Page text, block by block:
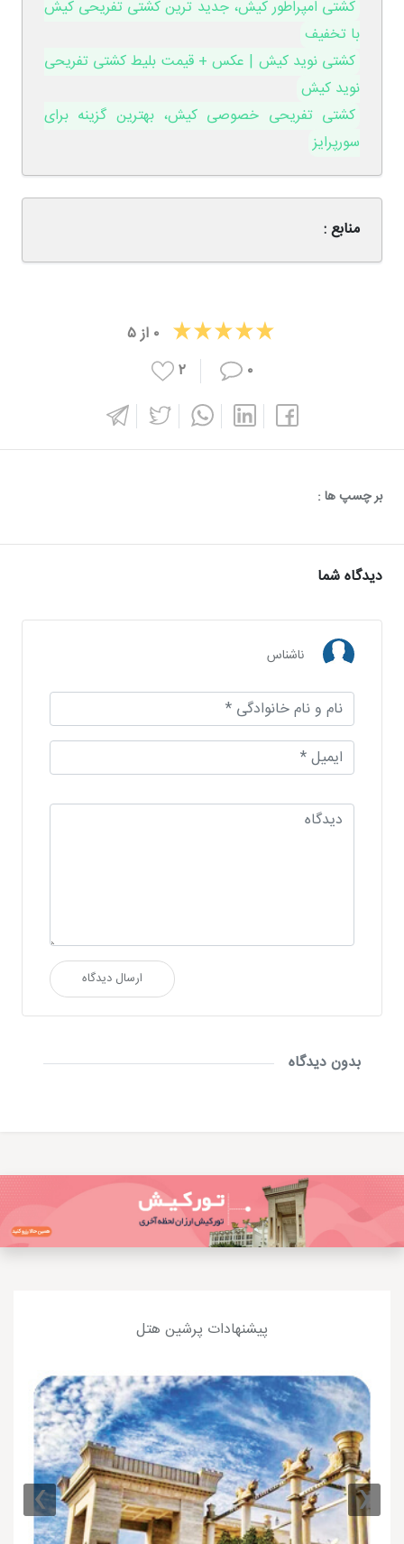
کشتی امپراطور کیش، جدید ترین کشتی تفریحی کیش
با تخفیف
کشتی نوید کیش | عکس + قیمت بلیط کشتی تفریحی
نوید کیش
کشتی تفریحی خصوصی کیش، بهترین گزینه برای
سورپرایز
منابع :
۰ از۵
۰
۲
بر چسپ ها :
دیدگاه شما
ناشناس
ارسال دیدگاه
بدون دیدگاه
پیشنهادات پرشین هتل
‹
›